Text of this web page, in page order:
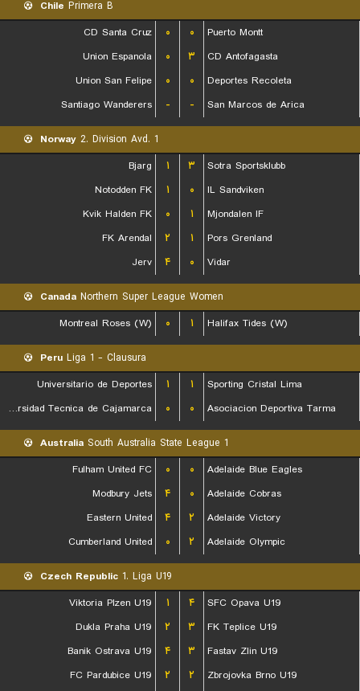
Chile Primera B
CD Santa Cruz
۰ ۰
Puerto Montt
Union Espanola
۰ ۳
CD Antofagasta
Union San Felipe
۰ ۰
Deportes Recoleta
Santiago Wanderers
- - San Marcos de Arica
Norway 2. Division Avd. 1
Bjarg
۱ ۳
Sotra Sportsklubb
Notodden FK
۱ ۰
IL Sandviken
Kvik Halden FK
۰ ۱
Mjondalen IF
FK Arendal
۲ ۱
Pors Grenland
Jerv
۴ ۰ Vidar
Canada Northern Super League Women
Montreal Roses (W)
۰ ۱ Halifax Tides (W)
Peru Liga 1 - Clausura
Universitario de Deportes
۱ ۱
Sporting Cristal Lima
Universidad Tecnica de Cajamarca
۰ ۰ Asociacion Deportiva Tarma
Australia South Australia State League 1
Fulham United FC
۰ ۰
Adelaide Blue Eagles
Modbury Jets
۴ ۰
Adelaide Cobras
Eastern United
۴ ۲
Adelaide Victory
Cumberland United
۰ ۲ Adelaide Olympic
Czech Republic 1. Liga U19
Viktoria Plzen U19
۱ ۴
SFC Opava U19
Dukla Praha U19
۲ ۳
FK Teplice U19
Banik Ostrava U19
۴ ۳
Fastav Zlin U19
FC Pardubice U19
۲ ۲
Zbrojovka Brno U19